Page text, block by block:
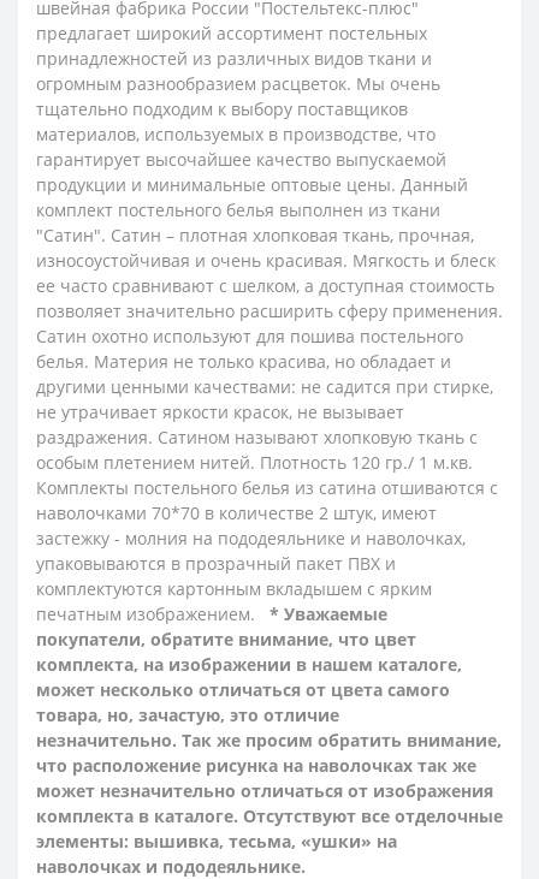
швейная фабрика России "Постельтекс-плюс"
предлагает широкий ассортимент постельных
принадлежностей из различных видов ткани и
огромным разнообразием расцветок. Мы очень
тщательно подходим к выбору поставщиков
материалов, используемых в производстве, что
гарантирует высочайшее качество выпускаемой
продукции и минимальные оптовые цены. Данный
комплект постельного белья выполнен из ткани
"Сатин". Сатин – плотная хлопковая ткань, прочная,
износоустойчивая и очень красивая. Мягкость и блеск
ее часто сравнивают с шелком, а доступная стоимость
позволяет значительно расширить сферу применения.
Сатин охотно используют для пошива постельного
белья. Материя не только красива, но обладает и
другими ценными качествами: не садится при стирке,
не утрачивает яркости красок, не вызывает
раздражения. Сатином называют хлопковую ткань с
особым плетением нитей. Плотность 120 гр./ 1 м.кв.
Комплекты постельного белья из сатина отшиваются с
наволочками 70*70 в количестве 2 штук, имеют
застежку - молния на пододеяльнике и наволочках,
упаковываются в прозрачный пакет ПВХ и
комплектуются картонным вкладышем с ярким
печатным изображением.
* Уважаемые
покупатели, обратите внимание, что цвет
комплекта, на изображении в нашем каталоге,
может несколько отличаться от цвета самого
товара, но, зачастую, это отличие
незначительно. Так же просим обратить внимание,
что расположение рисунка на наволочках так же
может незначительно отличаться от изображения
комплекта в каталоге. Отсутствуют все отделочные
элементы: вышивка, тесьма, «ушки» на
наволочках и пододеяльнике.